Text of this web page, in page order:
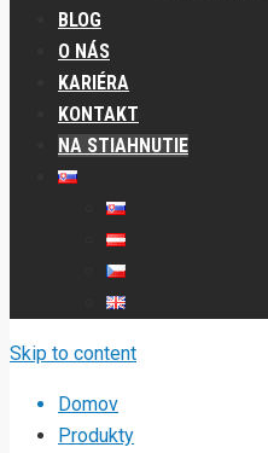
BLOG
O NÁS
KARIÉRA
KONTAKT
NA STIAHNUTIE
Skip to content
Domov
Produkty